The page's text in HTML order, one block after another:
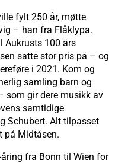
fylt 250 år, møtte
– han fra Flåklypa.
Aukrusts 100 års
satte stor pris på – og
i 2021. Kom og
samling barn og
som gir dere musikk av
samtidige
Schubert. Alt tilpasset
på Midtåsen.
fra Bonn til Wien for